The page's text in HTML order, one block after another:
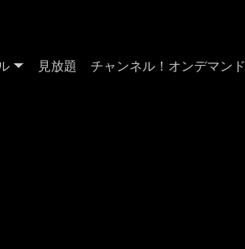
見放題 チャンネル！オンデマンド